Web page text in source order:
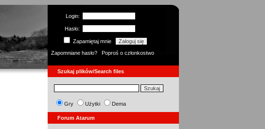
Login:
Hasło:
Zapamiętaj mnie
Zapomniane hasło?
Poproś o członkostwo
Szukaj plików/Search files
Gry Użytki Dema
Forum Atarum